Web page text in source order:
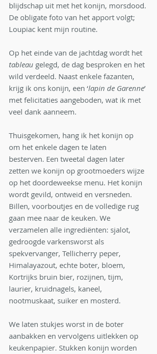
blijdschap uit met het konijn, morsdood.
De obligate foto van het apport volgt;
Loupiac kent mijn routine.
Op het einde van de jachtdag wordt het
tableau gelegd, de dag besproken en het
wild verdeeld. Naast enkele fazanten,
krijg ik ons konijn, een ‘lapin de Garenne’
met felicitaties aangeboden, wat ik met
veel dank aanneem.
Thuisgekomen, hang ik het konijn op
om het enkele dagen te laten
besterven. Een tweetal dagen later
zetten we konijn op grootmoeders wijze
op het doordeweekse menu. Het konijn
wordt gevild, ontweid en versneden.
Billen, voorboutjes en de volledige rug
gaan mee naar de keuken. We
verzamelen alle ingrediënten: sjalot,
gedroogde varkensworst als
spekvervanger, Tellicherry peper,
Himalayazout, echte boter, bloem,
Kortrijks bruin bier, rozijnen, tijm,
laurier, kruidnagels, kaneel,
nootmuskaat, suiker en mosterd.
We laten stukjes worst in de boter
aanbakken en vervolgens uitlekken op
keukenpapier. Stukken konijn worden